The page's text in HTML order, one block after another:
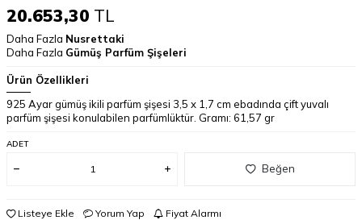
20.653,30 TL
Daha Fazla Nusrettaki
Daha Fazla Gümüş Parfüm Şişeleri
Ürün Özellikleri
925 Ayar gümüş ikili parfüm şişesi 3,5 x 1,7 cm ebadında çift yuvalı
parfüm şişesi konulabilen parfümlüktür. Gramı: 61,57 gr
ADET
Beğen
Listeye Ekle Yorum Yap Fiyat Alarmı